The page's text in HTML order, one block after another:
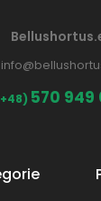
570 949